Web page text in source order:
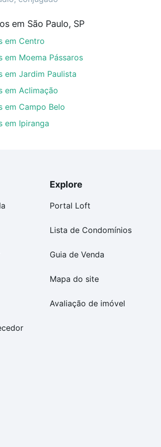
de compra, veja em nosso
Loft, com você até as chaves.
em São Paulo, SP
em Centro
em Moema Pássaros
em Jardim Paulista
em Aclimação
em Campo Belo
em Ipiranga
Explore
Portal Loft
Lista de Condomínios
Guia de Venda
Mapa do site
Avaliação de imóvel